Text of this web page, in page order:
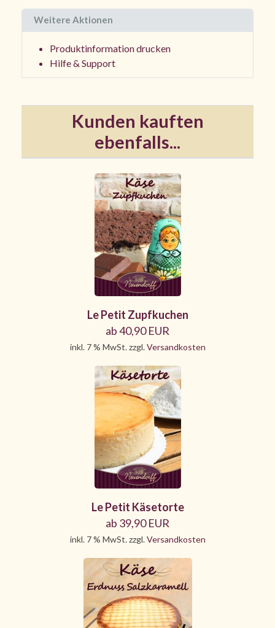
Weitere Aktionen
Produktinformation drucken
Hilfe & Support
Kunden kauften
ebenfalls...
Le Petit Zupfkuchen
ab 40,90 EUR
inkl. 7 % MwSt. zzgl.Versandkosten
Le Petit Käsetorte
ab 39,90 EUR
inkl. 7 % MwSt. zzgl.Versandkosten